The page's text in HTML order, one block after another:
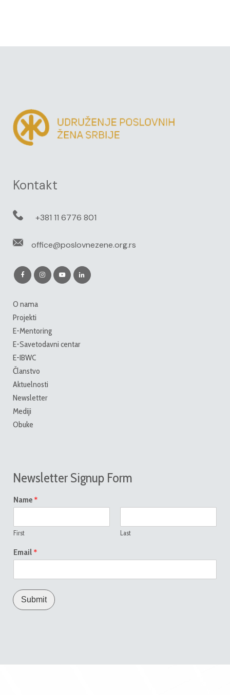
Kontakt
+381 11 6776 801
office@poslovnezene.org.rs
O nama
Projekti
E-Mentoring
E-Savetodavni centar
E-IBWC
Članstvo
Aktuelnosti
Newsletter
Mediji
Obuke
Newsletter Signup Form
Name *
First Last
Email *
Submit